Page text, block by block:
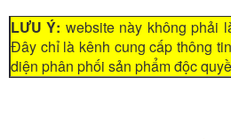
LƯU Ý: website này không phải
Đây chỉ là kênh cung cấp thông
diện phân phối sản phẩm độc